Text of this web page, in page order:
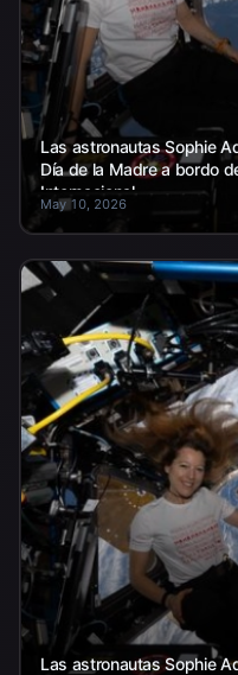
Las astronautas Sophie
Día de la Madre a bordo
Internacional.
May 10, 2026
Las astronautas Sophie